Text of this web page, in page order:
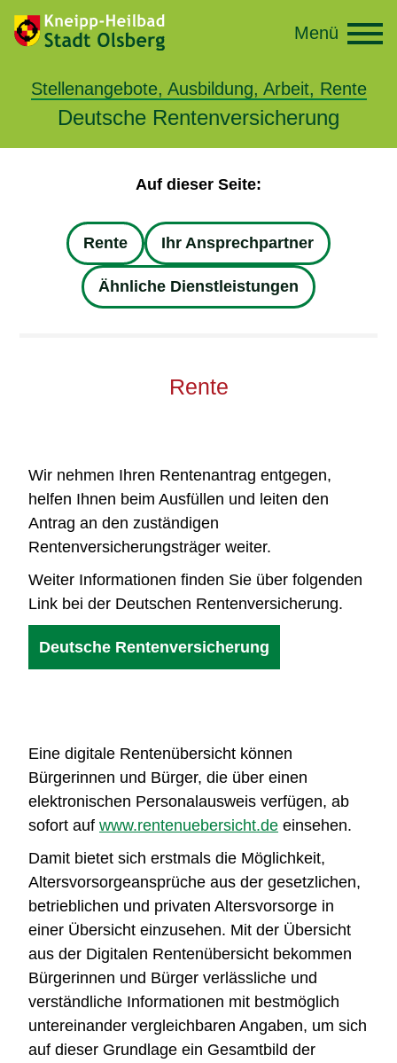
Stellenangebote, Ausbildung, Arbeit, Rente
Deutsche Rentenversicherung
Menü
Auf dieser Seite:
Rente Ihr Ansprechpartner
Ähnliche Dienstleistungen
Rente
Wir nehmen Ihren Rentenantrag entgegen,
helfen Ihnen beim Ausfüllen und leiten den
Antrag an den zuständigen
Rentenversicherungsträger weiter.
Weiter Informationen finden Sie über folgenden
Link bei der Deutschen Rentenversicherung.
Deutsche Rentenversicherung
Eine digitale Rentenübersicht können
Bürgerinnen und Bürger, die über einen
elektronischen Personalausweis verfügen, ab
sofort auf www.rentenuebersicht.de einsehen.
Damit bietet sich erstmals die Möglichkeit,
Altersvorsorgeansprüche aus der gesetzlichen,
betrieblichen und privaten Altersvorsorge in
einer Übersicht einzusehen. Mit der Übersicht
aus der Digitalen Rentenübersicht bekommen
Bürgerinnen und Bürger verlässliche und
verständliche Informationen mit bestmöglich
untereinander vergleichbaren Angaben, um sich
auf dieser Grundlage ein Gesamtbild der